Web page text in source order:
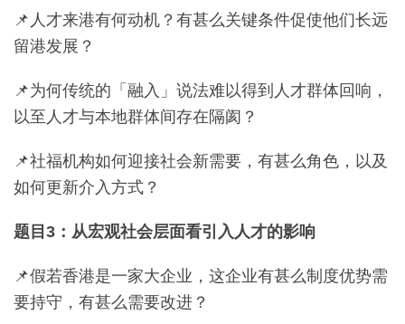
📌人才来港有何动机？有甚么关键条件促使他们长远
留港发展？
📌为何传统的「融入」说法难以得到人才群体回响，
以至人才与本地群体间存在隔阂？
📌社福机构如何迎接社会新需要，有甚么角色，以及
如何更新介入方式？
题目3：从宏观社会层面看引入人才的影响
📌假若香港是一家大企业，这企业有甚么制度优势需
要持守，有甚么需要改进？